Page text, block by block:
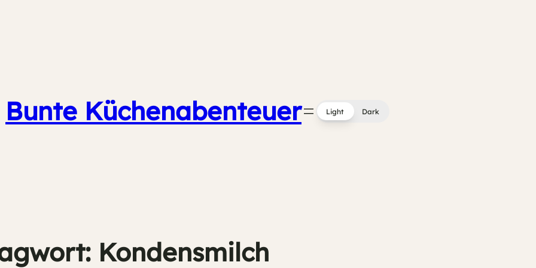
Bunte Küchenabenteuer Light Dark
Kondensmilch